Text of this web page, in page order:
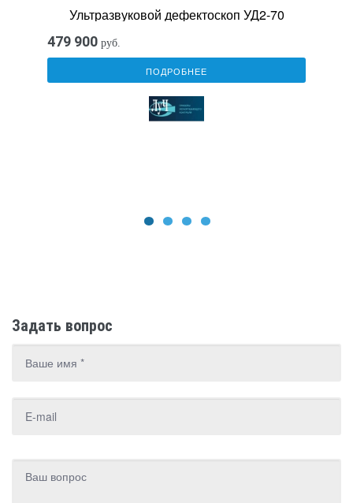
Ультразвуковой дефектоскоп УД2-70
479 900 руб.
ПОДРОБНЕЕ
Задать вопрос